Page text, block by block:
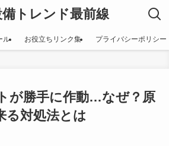
トレンド最前線
ル お役立ちリンク集 プライバシーポリシー
が勝手に作動…なぜ？原
る対処法とは